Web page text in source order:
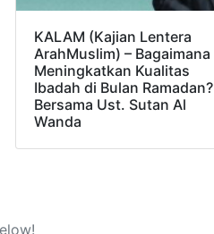
KALAM (Kajian Lentera
ArahMuslim) – Bagaimana
Meningkatkan Kualitas
Ibadah di Bulan Ramadan?
Bersama Ust. Sutan Al
Wanda